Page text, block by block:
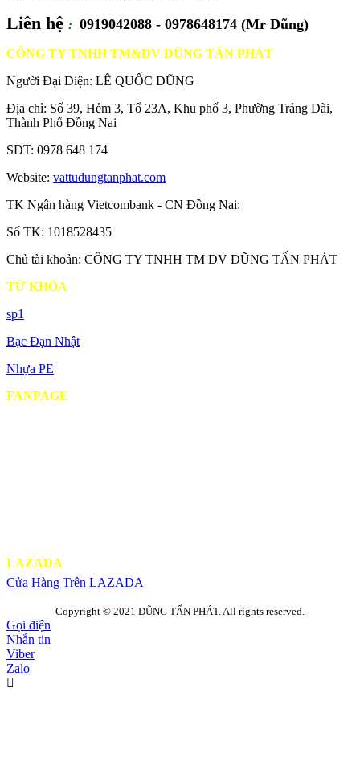
Liên hệ : 0919042088 - 0978648174 (Mr Dũng)
CÔNG TY TNHH TM&DV DŨNG TẤN PHÁT
Người Đại Diện: LÊ QUỐC DŨNG
Địa chỉ: Số 39, Hẻm 3, Tổ 23A, Khu phố 3, Phường Trảng Dài,
Thành Phố Đồng Nai
SĐT: 0978 648 174
Website: vattudungtanphat.com
TK Ngân hàng Vietcombank - CN Đồng Nai:
Số TK: 1018528435
Chủ tài khoản: CÔNG TY TNHH TM DV DŨNG TẤN PHÁT
TỪ KHÓA
sp1
Bạc Đạn Nhật
Nhựa PE
FANPAGE
LAZADA
Cửa Hàng Trên LAZADA
Copyright © 2021 DŨNG TẤN PHÁT. All rights reserved.
Gọi điện
Nhắn tin
Viber
Zalo